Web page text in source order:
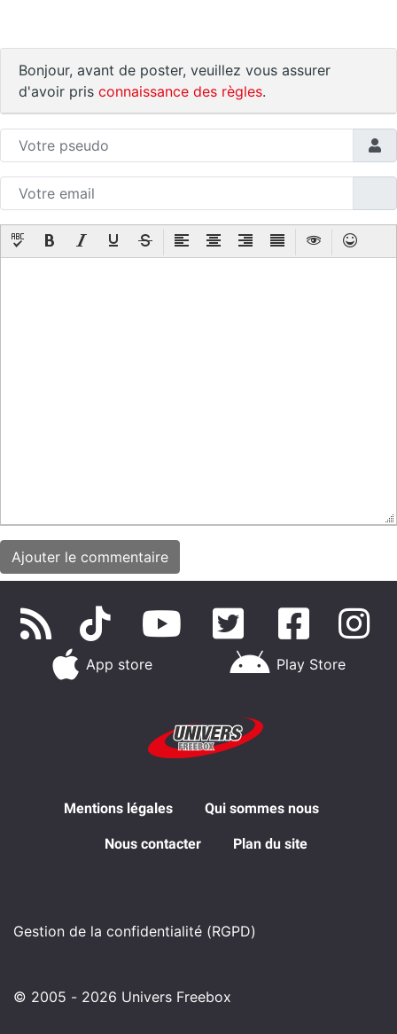
Bonjour, avant de poster, veuillez vous assurer
d'avoir pris connaissance des règles.
App store Play Store
Mentions légales Qui sommes nous
Nous contacter Plan du site
Gestion de la confidentialité (RGPD)
© 2005 - 2026 Univers Freebox